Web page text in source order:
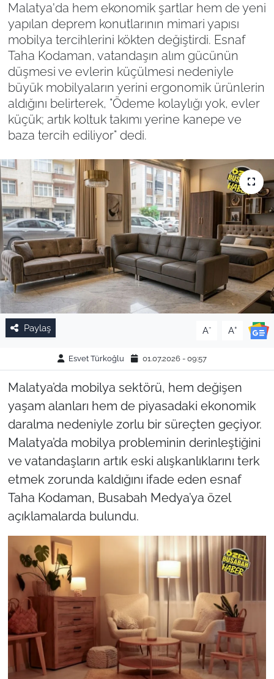
Malatya'da hem ekonomik şartlar hem de yeni
yapılan deprem konutlarının mimari yapısı
mobilya tercihlerini kökten değiştirdi. Esnaf
Taha Kodaman, vatandaşın alım gücünün
düşmesi ve evlerin küçülmesi nedeniyle
büyük mobilyaların yerini ergonomik ürünlerin
aldığını belirterek, "Ödeme kolaylığı yok, evler
küçük; artık koltuk takımı yerine kanepe ve
baza tercih ediliyor" dedi.
Paylaş A- A+
Esvet Türkoğlu 01.07.2026 - 09:57
Malatya’da mobilya sektörü, hem değişen
yaşam alanları hem de piyasadaki ekonomik
daralma nedeniyle zorlu bir süreçten geçiyor.
Malatya’da mobilya probleminin derinleştiğini
ve vatandaşların artık eski alışkanlıklarını terk
etmek zorunda kaldığını ifade eden esnaf
Taha Kodaman, Busabah Medya’ya özel
açıklamalarda bulundu.